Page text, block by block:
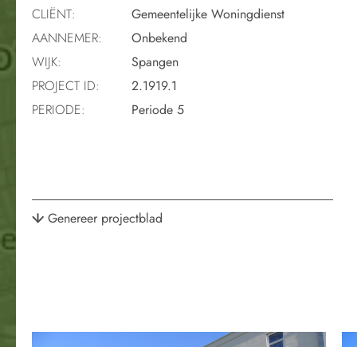
CLIËNT:
Gemeentelijke Woningdienst
AANNEMER:
Onbekend
WIJK:
Spangen
PROJECT ID:
2.1919.1
PERIODE:
Periode 5
Genereer projectblad